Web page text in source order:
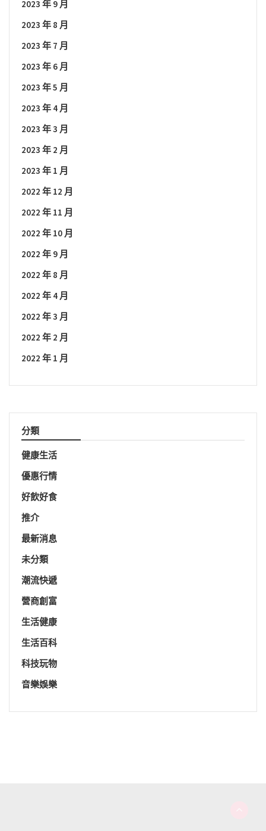
2023 年 9 月
2023 年 8 月
2023 年 7 月
2023 年 6 月
2023 年 5 月
2023 年 4 月
2023 年 3 月
2023 年 2 月
2023 年 1 月
2022 年 12 月
2022 年 11 月
2022 年 10 月
2022 年 9 月
2022 年 8 月
2022 年 4 月
2022 年 3 月
2022 年 2 月
2022 年 1 月
分類
健康生活
優惠行情
好飲好食
推介
最新消息
未分類
潮流快遞
營商創富
生活健康
生活百科
科技玩物
音樂娛樂